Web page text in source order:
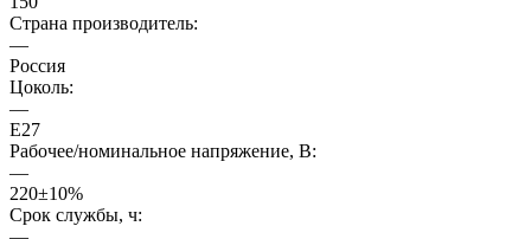
Страна производитель:
—
Россия
Цоколь:
—
E27
Рабочее/номинальное напряжение, В:
—
220±10%
Срок службы, ч: